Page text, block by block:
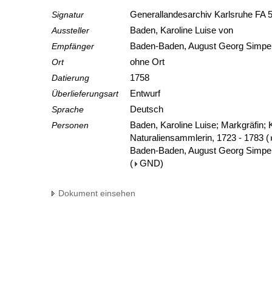
Signatur
Generallandesarchiv Karlsruhe FA
Aussteller
Baden, Karoline Luise von
Empfänger
Baden-Baden, August Georg
Ort
ohne Ort
Datierung
1758
Überlieferungsart
Entwurf
Sprache
Deutsch
Personen
Baden, Karoline Luise; Markgräfin;
Naturaliensammlerin, 1723 - 1783 (
Baden-Baden, August Georg
(
GND)
Dokument einsehen